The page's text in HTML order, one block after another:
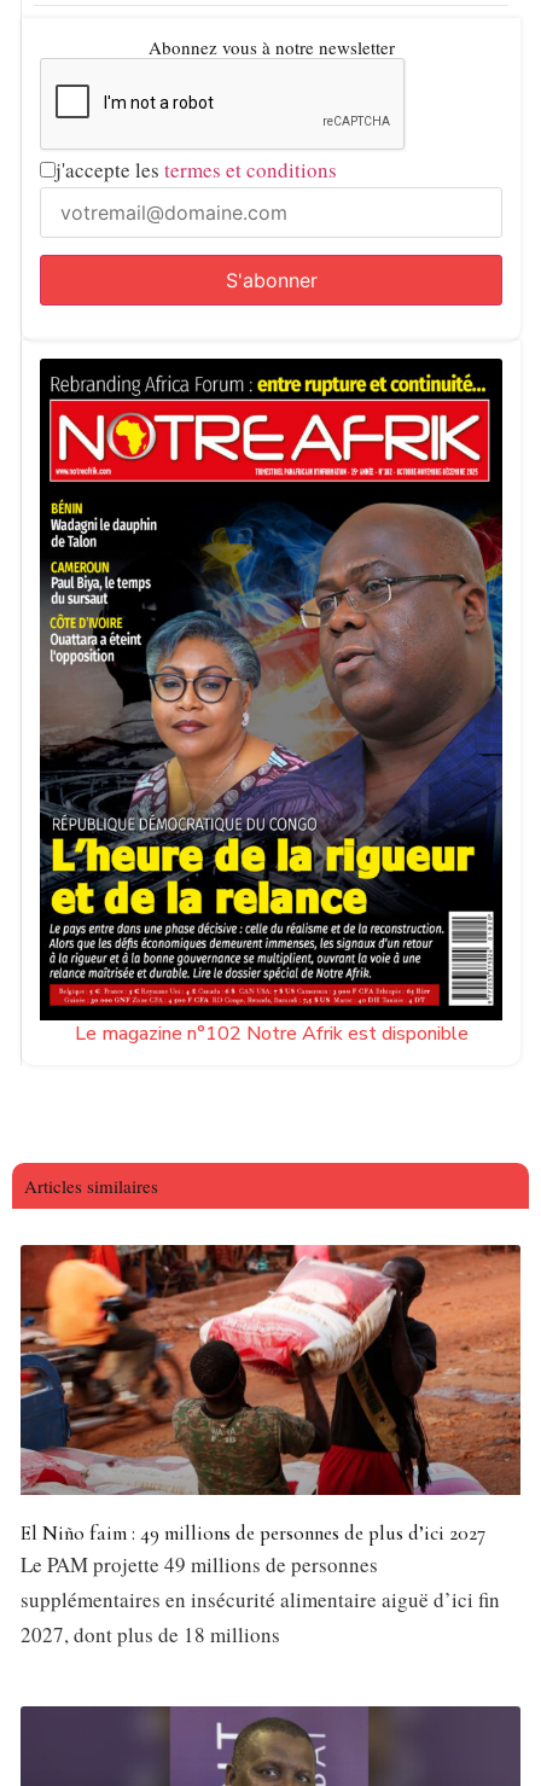
Abonnez vous à notre newsletter
j'accepte les termes et conditions
Le magazine n°102 Notre Afrik est disponible
Articles similaires
El Niño faim : 49 millions de personnes de plus d’ici 2027
Le PAM projette 49 millions de personnes
supplémentaires en insécurité alimentaire aiguë d’ici fin
2027, dont plus de 18 millions